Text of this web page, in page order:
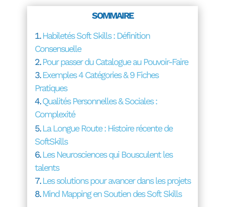
SOMMAIRE
Habiletés Soft Skills : Définition
Consensuelle
Pour passer du Catalogue au Pouvoir-Faire
Exemples 4 Catégories & 9 Fiches
Pratiques
Qualités Personnelles & Sociales :
Complexité
La Longue Route : Histoire récente de
SoftSkills
Les Neurosciences qui Bousculent les
talents
Les solutions pour avancer dans les projets
Mind Mapping en Soutien des Soft Skills